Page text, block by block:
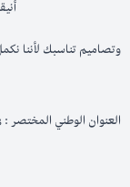
وتصاميم تناسبك لأننا
العنوان الوطني المختصر : RMAB8113